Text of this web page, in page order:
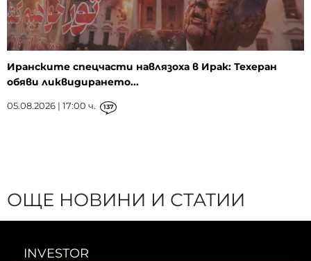
Иранските спецчасти навлязоха в Ирак: Техеран
обяви ликвидирането...
05.08.2026 | 17:00 ч. 137
ОЩЕ НОВИНИ И СТАТИИ
INVESTOR